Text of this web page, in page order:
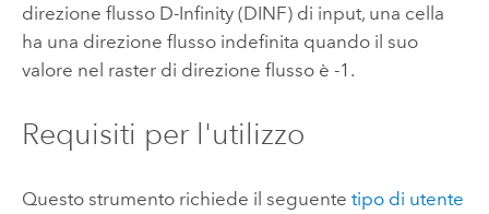
direzione flusso D-Infinity (DINF) di input, una cella
ha una direzione flusso indefinita quando il suo
valore nel raster di direzione flusso è -1.
Requisiti per l'utilizzo
Questo strumento richiede il seguente tipo di utente